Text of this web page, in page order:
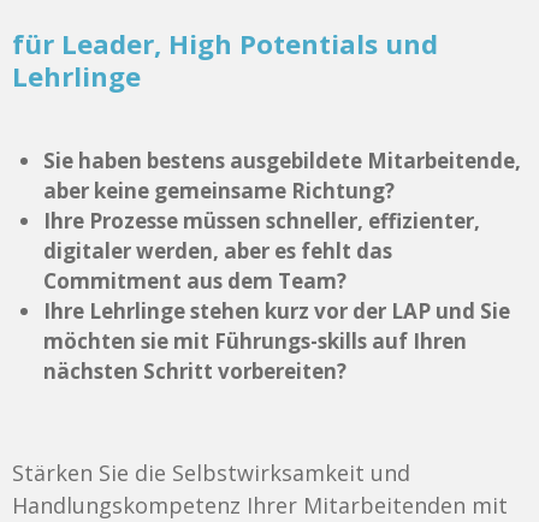
für Leader, High Potentials und
Lehrlinge
Sie haben bestens ausgebildete Mitarbeitende,
aber keine gemeinsame Richtung?
Ihre Prozesse müssen schneller, effizienter,
digitaler werden, aber es fehlt das
Commitment aus dem Team?
Ihre Lehrlinge stehen kurz vor der LAP und Sie
möchten sie mit Führungs-skills auf Ihren
nächsten Schritt vorbereiten?
Stärken Sie die Selbstwirksamkeit und
Handlungskompetenz Ihrer Mitarbeitenden mit